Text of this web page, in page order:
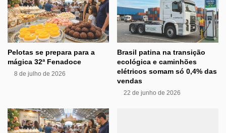
Pelotas se prepara para a
mágica 32ª Fenadoce
8 de julho de 2026
Brasil patina na transição
ecológica e caminhões
elétricos somam só 0,4% das
vendas
22 de junho de 2026